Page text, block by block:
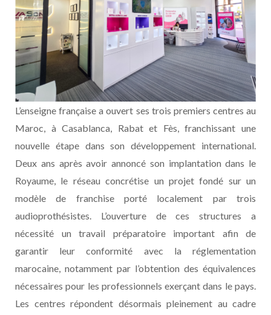
L’enseigne française a ouvert ses trois premiers centres au
Maroc, à Casablanca, Rabat et Fès, franchissant une
nouvelle étape dans son développement international.
Deux ans après avoir annoncé son implantation dans le
Royaume, le réseau concrétise un projet fondé sur un
modèle de franchise porté localement par trois
audioprothésistes. L’ouverture de ces structures a
nécessité un travail préparatoire important afin de
garantir leur conformité avec la réglementation
marocaine, notamment par l’obtention des équivalences
nécessaires pour les professionnels exerçant dans le pays.
Les centres répondent désormais pleinement au cadre